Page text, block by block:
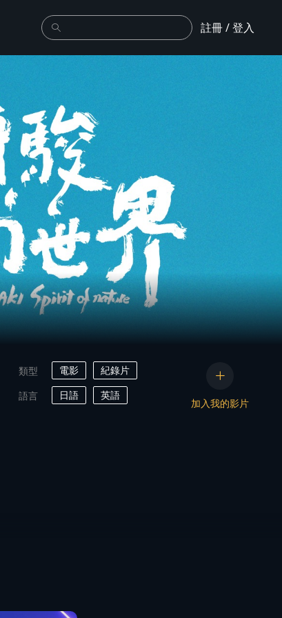
註冊 / 登入
類型 電影
紀錄片
語言
日語 英語
加入我的影片